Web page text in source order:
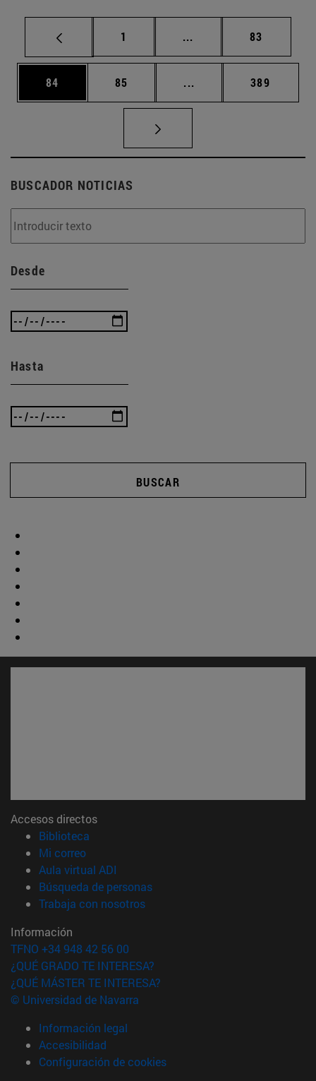
Página
1 ... Páginas intermedias
Página
83
Página
84 Página
85 ... Páginas intermedias
Página
389
BUSCADOR NOTICIAS
Desde
Hasta
BUSCAR
Accesos directos
Biblioteca
Mi correo(abre en nueva ventana)
Aula virtual ADI
Búsqueda de personas(abre en nueva ventana)
Trabaja con nosotros(abre en nueva ventana)
Información
TFNO +34 948 42 56 00
¿QUÉ GRADO TE INTERESA?
¿QUÉ MÁSTER TE INTERESA?
© Universidad de Navarra
Información legal
Accesibilidad
Configuración de cookies